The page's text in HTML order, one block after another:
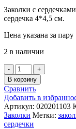
Заколки с
сердечка 4*4,5 см.
Цена указана за пару
2 в наличии
Количество
Сердечки
на
заколках
В корзину
Сравнить
Добавить в
Артикул: 020201103
Заколки Метки:
сердечки